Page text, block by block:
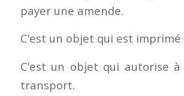
payer une amende.
C’est un objet qui est
C’est un objet qui autorise
transport.